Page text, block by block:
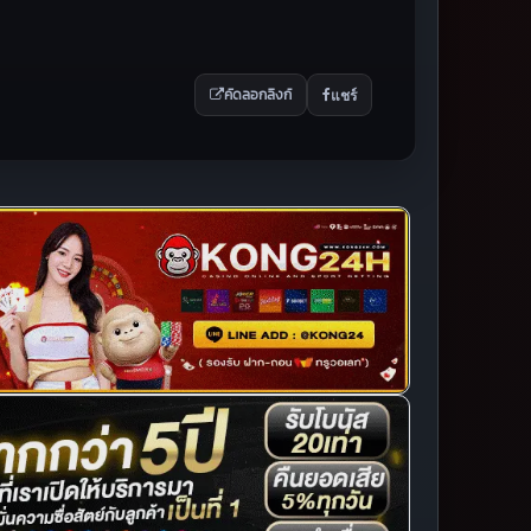
คัดลอกลิงก์ แชร์